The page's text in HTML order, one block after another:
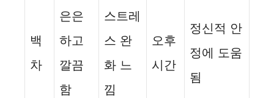
백
차
은은
하고
깔끔
함
스트레
스 완
화 느
낌
오후
시간
정신적 안
정에 도움
됨